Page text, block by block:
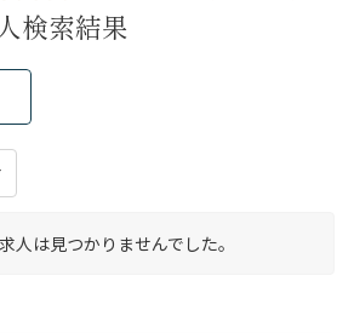
検索結果
人は見つかりませんでした。